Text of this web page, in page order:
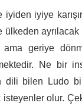
iyiden iyiye
ayrılacak
geriye
Ne bir
dili bilen Ludo bir
isteyenler olur.